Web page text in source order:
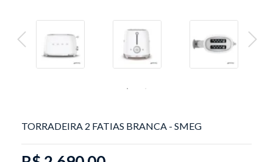
TORRADEIRA 2 FATIAS BRANCA - SMEG